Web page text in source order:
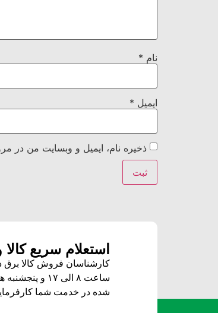
نام *
ایمیل *
ذخیره نام، ایمیل و وبسایت من در
استعلام سریع
کارشناسان فروش کالا برق
ساعت ۸ الی ۱۷ و پنجشنبه ها ۸ الی ۱۳ از طریق
شده در خدمت شما